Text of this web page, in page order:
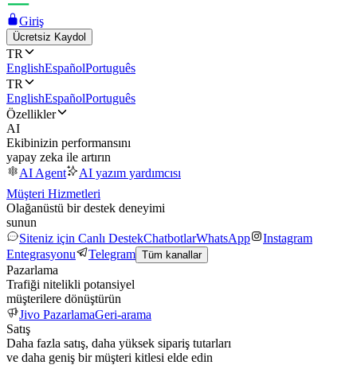
Giriş
Ücretsiz Kaydol
TR
EnglishEspañolPortuguês
TR
EnglishEspañolPortuguês
Özellikler
AI
Ekibinizin performansını
yapay zeka ile artırın
AI Agent
AI yazım yardımcısı
Müşteri Hizmetleri
Olağanüstü bir destek deneyimi
sunun
Siteniz için Canlı DestekChatbotlarWhatsApp
Instagram
Entegrasyonu
Telegram Tüm kanallar
Pazarlama
Trafiği nitelikli potansiyel
müşterilere dönüştürün
Jivo PazarlamaGeri-arama
Satış
Daha fazla satış, daha yüksek sipariş tutarları
ve daha geniş bir müşteri kitlesi elde edin